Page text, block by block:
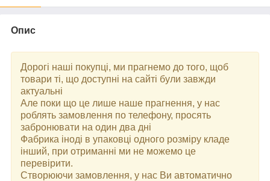
Опис
Дорогі наші покупці, ми прагнемо до того, щоб
товари ті, що доступні на сайті були завжди
актуальні
Але поки що це лише наше прагнення, у нас
роблять замовлення по телефону, просять
забронювати на один два дні
Фабрика іноді в упаковці одного розміру кладе
інший, при отриманні ми не можемо це
перевірити.
Створюючи замовлення, у нас Ви автоматично